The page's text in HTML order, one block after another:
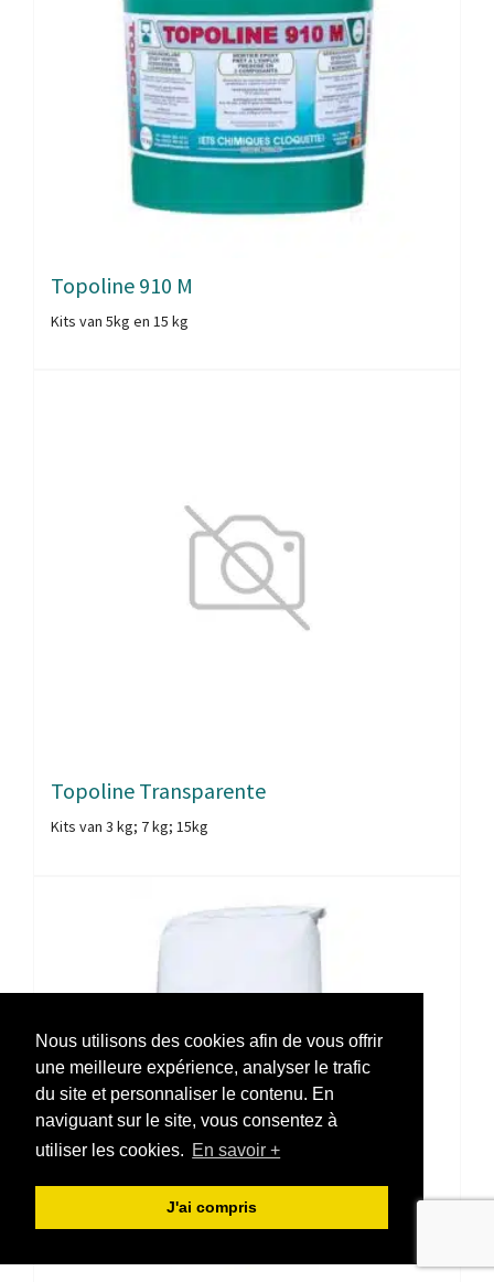
Nous utilisons des cookies afin de vous offrir
une meilleure expérience, analyser le trafic
du site et personnaliser le contenu. En
naviguant sur le site, vous consentez à
utiliser les cookies. En savoir +
J'ai compris
Topoline 910 M
Kits van 5kg en 15 kg
Topoline Transparente
Kits van 3 kg; 7 kg; 15kg